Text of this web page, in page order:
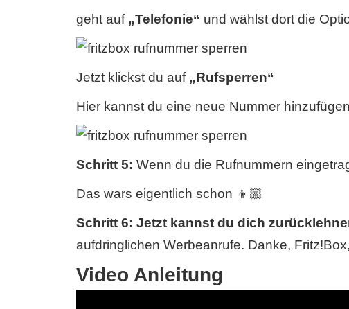
geht auf „Telefonie“ und wählst dort die
Jetzt klickst du auf„Rufsperren“
Hier kannst du eine neue Nummer
Schritt 5: Wenn du die Rufnummern
Das wars eigentlich schon 👦🏼
Schritt 6: Jetzt kannst du dich
aufdringlichen Werbeanrufe. Danke,
Video Anleitung